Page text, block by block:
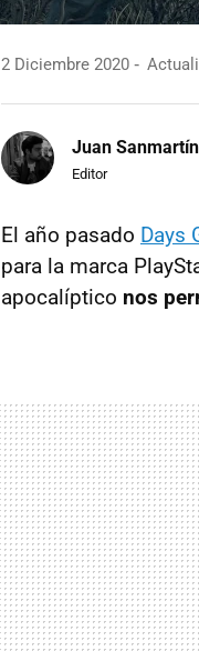
2 Diciembre 2020
Juan Sanmartín
Editor
El año pasado Days
para la marca
apocalíptico nos